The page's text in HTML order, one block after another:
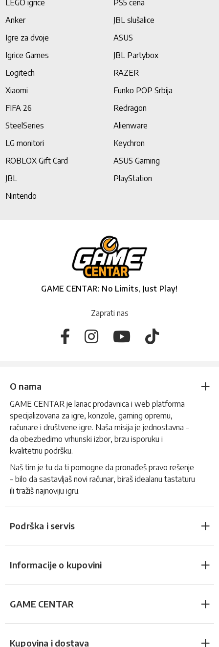
LEGO igrice
PS5 cena
Anker
JBL slušalice
Igre za dvoje
ASUS
Igrice Games
JBL Partybox
Logitech
RAZER
Xiaomi
Funko POP Srbija
FIFA 26
Redragon
SteelSeries
Alienware
LG monitori
Keychron
ROBLOX Gift Card
ASUS Gaming
JBL
PlayStation
Nintendo
GAME CENTAR: No Limits, Just Play!
Zaprati nas
O nama
GAME CENTAR je lanac prodavnica i web platforma
specijalizovana za igre, konzole, gaming opremu,
računare i društvene igre. Naša misija je jednostavna –
da obezbedimo vrhunski izbor, brzu isporuku i
kvalitetnu podršku.
Naš tim je tu da ti pomogne da pronađeš pravo rešenje
– bilo da sastavljaš novi računar, biraš idealanu tastaturu
ili tražiš najnoviju igru.
Podrška i servis
Informacije o kupovini
GAME CENTAR
Kupovina i dostava